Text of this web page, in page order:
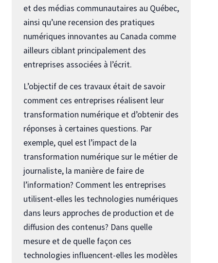
et des médias communautaires au Québec,
ainsi qu’une recension des pratiques
numériques innovantes au Canada comme
ailleurs ciblant principalement des
entreprises associées à l’écrit.
L’objectif de ces travaux était de savoir
comment ces entreprises réalisent leur
transformation numérique et d’obtenir des
réponses à certaines questions. Par
exemple, quel est l’impact de la
transformation numérique sur le métier de
journaliste, la manière de faire de
l’information? Comment les entreprises
utilisent-elles les technologies numériques
dans leurs approches de production et de
diffusion des contenus? Dans quelle
mesure et de quelle façon ces
technologies influencent-elles les modèles